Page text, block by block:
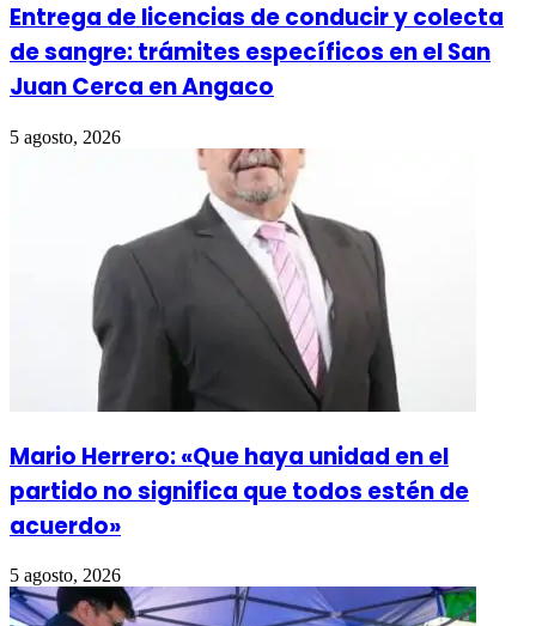
Entrega de licencias de conducir y colecta
de sangre: trámites específicos en el San
Juan Cerca en Angaco
5 agosto, 2026
Mario Herrero: «Que haya unidad en el
partido no significa que todos estén de
acuerdo»
5 agosto, 2026